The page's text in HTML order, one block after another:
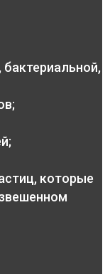
бактериальной,
которые